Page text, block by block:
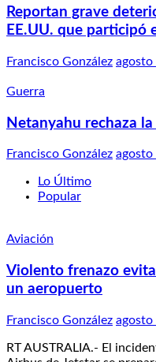
Reportan grave
EE.UU. que participó
Francisco González agosto
Guerra
Netanyahu rechaza
Francisco González agosto
Lo Último
Popular
Aviación
Violento frenazo
un aeropuerto
Francisco González agosto
RT AUSTRALIA.- El